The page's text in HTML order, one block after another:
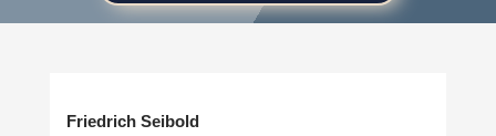
Friedrich Seibold